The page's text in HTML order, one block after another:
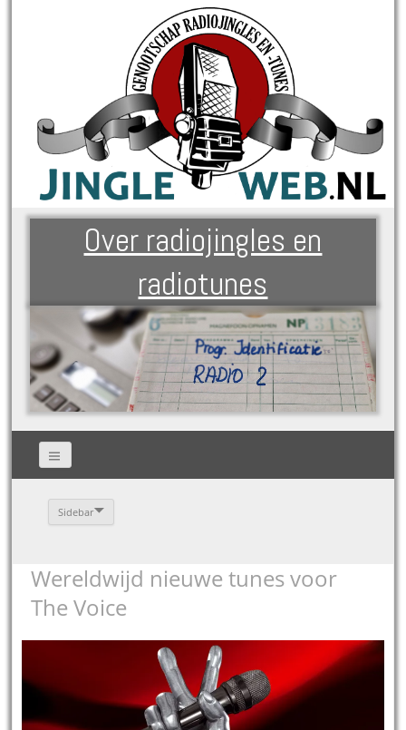
Over radiojingles en
radiotunes
Sidebar
Wereldwijd nieuwe tunes voor
The Voice